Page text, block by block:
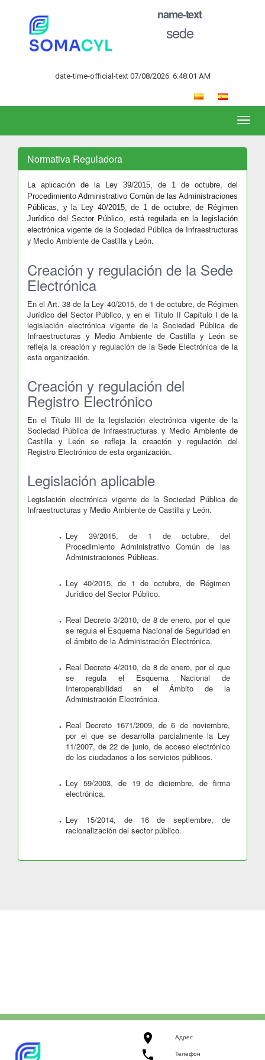
name-text
sede
date-time-official-text 07/08/2026 6:48:02 AM
Normativa Reguladora
La aplicación de la Ley 39/2015, de 1 de octubre, del
Procedimiento Administrativo Común de las Administraciones
Públicas, y la Ley 40/2015, de 1 de octubre, de Régimen
Jurídico del Sector Público, está regulada en la legislación
electrónica vigente de la Sociedad Pública de Infraestructuras
y Medio Ambiente de Castilla y León.
Creación y regulación de la Sede
Electrónica
En el Art. 38 de la Ley 40/2015, de 1 de octubre, de Régimen
Jurídico del Sector Público, y en el Título II Capítulo I de la
legislación electrónica vigente de la Sociedad Pública de
Infraestructuras y Medio Ambiente de Castilla y León se
refleja la creación y regulación de la Sede Electrónica de la
esta organización.
Creación y regulación del
Registro Electrónico
En el Título III de la legislación electrónica vigente de la
Sociedad Pública de Infraestructuras y Medio Ambiente de
Castilla y León se refleja la creación y regulación del
Registro Electrónico de esta organización.
Legislación aplicable
Legislación electrónica vigente de la Sociedad Pública de
Infraestructuras y Medio Ambiente de Castilla y León.
Ley 39/2015, de 1 de octubre, del
Procedimiento Administrativo Común de las
Administraciones Públicas.
Ley 40/2015, de 1 de octubre, de Régimen
Jurídico del Sector Público.
Real Decreto 3/2010, de 8 de enero, por el que
se regula el Esquema Nacional de Seguridad en
el ámbito de la Administración Electrónica.
Real Decreto 4/2010, de 8 de enero, por el que
se regula el Esquema Nacional de
Interoperabilidad en el Ámbito de la
Administración Electrónica.
Real Decreto 1671/2009, de 6 de noviembre,
por el que se desarrolla parcialmente la Ley
11/2007, de 22 de junio, de acceso electrónico
de los ciudadanos a los servicios públicos.
Ley 59/2003, de 19 de diciembre, de firma
electrónica.
Ley 15/2014, de 16 de septiembre, de
racionalización del sector público.
 Адрес
 Телефон